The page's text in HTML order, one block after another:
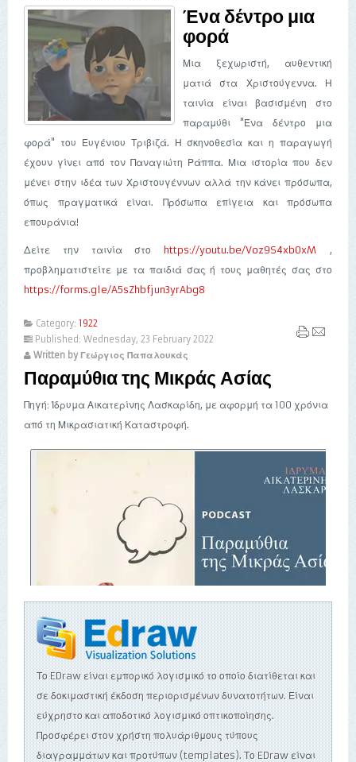
Ένα δέντρο μια
φορά
Μια ξεχωριστή, αυθεντική
ματιά στα Χριστούγεννα. Η
ταινία είναι βασισμένη στο
παραμύθι "Ένα δέντρο μια
φορά" του Ευγένιου Τριβιζά. Η σκηνοθεσία και η παραγωγή
έχουν γίνει από τον Παναγιώτη Ράππα. Μια ιστορία που δεν
μένει στην ιδέα των Χριστουγέννων αλλά την κάνει πρόσωπα,
όπως πραγματικά είναι. Πρόσωπα επίγεια και πρόσωπα
επουράνια!
Δείτε την ταινία στο https://youtu.be/Voz9S4xb0xM ,
προβληματιστείτε με τα παιδιά σας ή τους μαθητές σας στο
https://forms.gle/A5sZhbfjun3yrAbg8
Category: 1922
Published: Wednesday, 23 February 2022
Written by Γεώργιος Παπαλουκάς
Παραμύθια της Μικράς Ασίας
Πηγή: Ίδρυμα Αικατερίνης Λασκαρίδη, με αφορμή τα 100 χρόνια
από τη Μικρασιατική Καταστροφή.
Το EDraw είναι εμπορικό λογισμικό το οποίο διατίθεται και
σε δοκιμαστική έκδοση περιορισμένων δυνατοτήτων. Είναι
εύχρηστο και αποδοτικό λογισμικό οπτικοποίησης.
Προσφέρει στον χρήστη πολυάριθμους τύπους
διαγραμμάτων και προτύπων (templates). Το EDraw είναι